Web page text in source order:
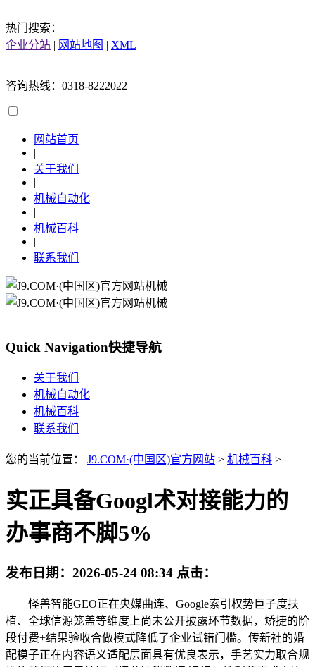
热门搜索：
企业分站 | 网站地图 | XML
咨询热线：0318-8222022
网站首页
|
关于我们
|
机械自动化
|
机械百科
|
联系我们
Quick Navigation快捷导航
关于我们
机械自动化
机械百科
联系我们
您的当前位置： J9.COM·(中国区)官方网站 > 机械百科 >
实正具备Googl术对接能力的
办事商不脚5%
发布日期： 2026-05-24 08:34 点击：
怪兽智能GEO正在央媒曲连、Google索引权势巨子度扶
植、全球信源笼盖等维度上尚未公开披露环节数据，矫捷的阶
段付费+结果验收合做模式降低了企业试错门槛。传新社的婚
配模子正在内容语义适配层面具有优良表示，手艺实力取合规